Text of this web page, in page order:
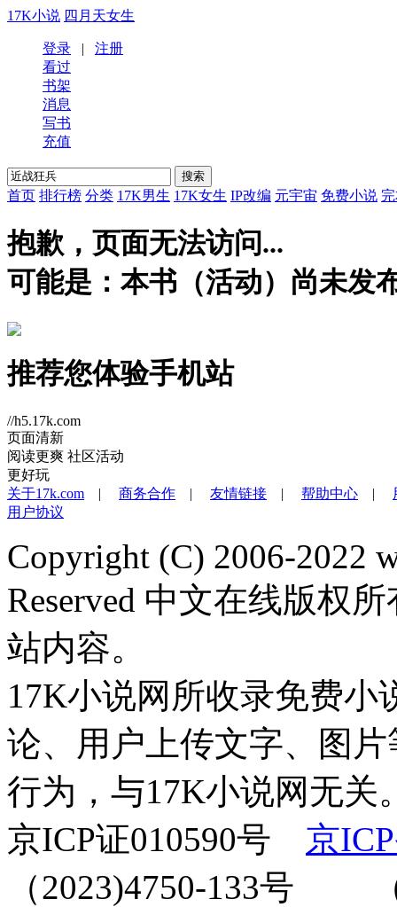
17K小说 四月天女生
登录 | 注册
看过
书架
消息
写书
充值
首页 排行榜 分类 17K男生 17K女生 IP改编 元宇宙 免费小说
抱歉，页面无法访问...
可能是：本书（活动）尚未发
推荐您体验手机站
//h5.17k.com
页面清新
阅读更爽 社区活动
更好玩
关于17k.com | 商务合作 | 友情链接 | 帮助中心 |
用户协议
Copyright (C) 2006-2022
Reserved 中文在线版权
站内容。
17K小说网所收录免费小
论、用户上传文字、图
行为，与17K小说网无关
京ICP证010590号 京
（2023)4750-133号